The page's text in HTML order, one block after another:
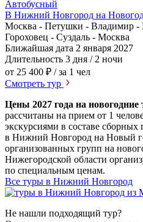
Автобусный
В Нижний Новгород на
Москва - Петушки - Владимир
Гороховец - Суздаль - Москва
Ближайшая дата 2 января 2027
Длительность 3 дня / 2 ночи
от 25 400 ₽ / за 1 чел
Смотреть тур
Цены 2027 года на
рассчитаны на прием от 1
экскурсиями в составе
в Нижний Новгород на Новый
организованных групп на
Нижегородской области
по специальным ценам.
Все туры в Нижний Новгород
Не нашли подходящий тур?